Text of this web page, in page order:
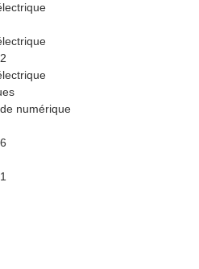
numérique